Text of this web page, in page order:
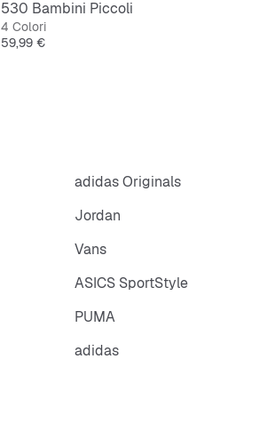
530 Bambini Piccoli
4 Colori
Prezzo
59,99 €
adidas Originals
Jordan
Vans
ASICS SportStyle
PUMA
adidas